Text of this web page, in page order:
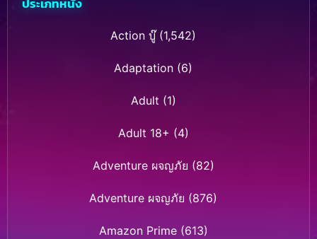
ประเภทหนัง
Action บู๊(1,542)
Adaptation (6)
Adult (1)
Adult 18+ (4)
Adventure ผจญภัย (82)
Adventure ผจญภัย (876)
Amazon Prime(613)